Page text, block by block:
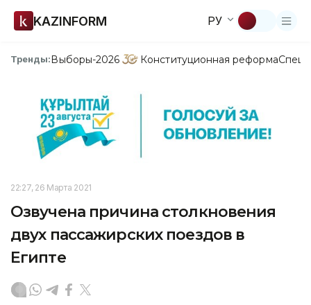
KAZINFORM РУ
Тренды:Выборы-2026 Конституционная реформа
22:27, 26 Марта 2021
Озвучена причина столкновения
двух пассажирских поездов в
Египте